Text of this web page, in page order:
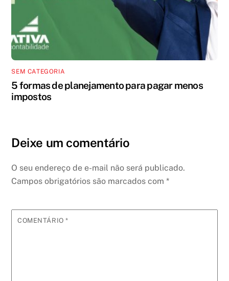
SEM CATEGORIA
5 formas de planejamento para pagar menos
impostos
Deixe um comentário
O seu endereço de e-mail não será publicado.
Campos obrigatórios são marcados com*
COMENTÁRIO*